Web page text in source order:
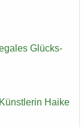
Glücks­
Haike